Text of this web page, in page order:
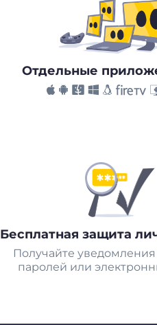
Отдельные
Бесплатная защита
Получайте уведомления
паролей или